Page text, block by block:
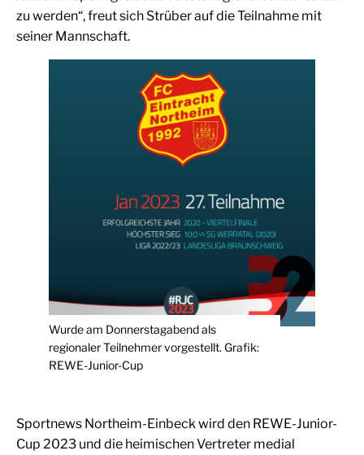
zu werden“, freut sich Strüber auf die Teilnahme mit
seiner Mannschaft.
Wurde am Donnerstagabend als
regionaler Teilnehmer vorgestellt. Grafik:
REWE-Junior-Cup
Sportnews Northeim-Einbeck wird den REWE-Junior-
Cup 2023 und die heimischen Vertreter medial